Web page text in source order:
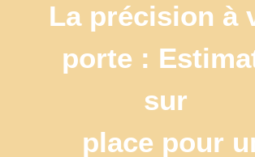
La précision à
porte :
sur
place pour